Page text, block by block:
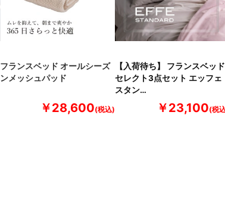
フランスベッド オールシーズ
ンメッシュパッド
￥28,600
【入荷待ち】 フランスベッド
セレクト3点セット エッフェ
スタン…
￥23,100